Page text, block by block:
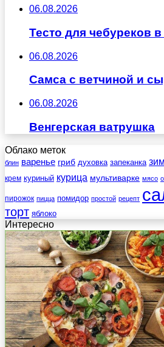
06.08.2026
Тесто для чебуреков
06.08.2026
Самса с ветчиной и
06.08.2026
Венгерская ватрушка
Облако меток
блин варенье гриб духовка запеканка
крем куриный курица мультиварке мясо
пирожок пицца помидор простой рецепт
торт яблоко
Интересно